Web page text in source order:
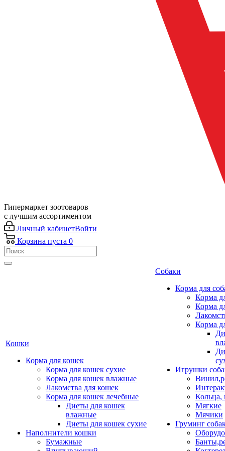
Гипермаркет зоотоваров
с лучшим ассортиментом
Личный кабинетВойти
Корзина пуста 0
Кошки
Корма для кошек
Корма для кошек сухие
Корма для кошек влажные
Лакомства для кошек
Корма для кошек лечебные
Диеты для кошек
влажные
Диеты для кошек сухие
Наполнители кошки
Бумажные
Собаки
Корма для
Корма
Корма
Корма
Игрушки
Кольца,
Мягкие
Мячики
Груминг